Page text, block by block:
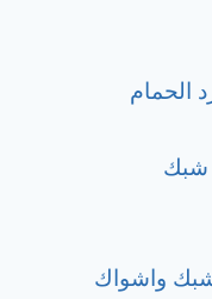
تركيب شبك
تركيب شبك واشواك